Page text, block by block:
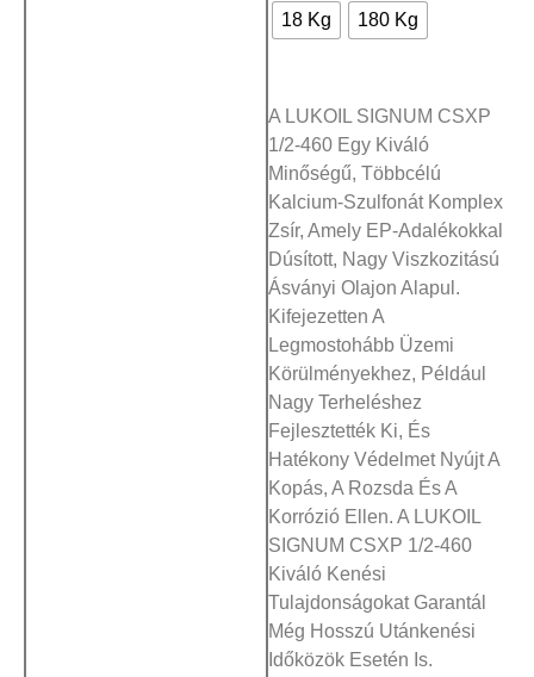
18 Kg 180 Kg
A LUKOIL SIGNUM CSXP
1/2-460 Egy Kiváló
Minőségű, Többcélú
Kalcium-Szulfonát Komplex
Zsír, Amely EP-Adalékokkal
Dúsított, Nagy Viszkozitású
Ásványi Olajon Alapul.
Kifejezetten A
Legmostohább Üzemi
Körülményekhez, Például
Nagy Terheléshez
Fejlesztették Ki, És
Hatékony Védelmet Nyújt A
Kopás, A Rozsda És A
Korrózió Ellen. A LUKOIL
SIGNUM CSXP 1/2-460
Kiváló Kenési
Tulajdonságokat Garantál
Még Hosszú Utánkenési
Időközök Esetén Is.